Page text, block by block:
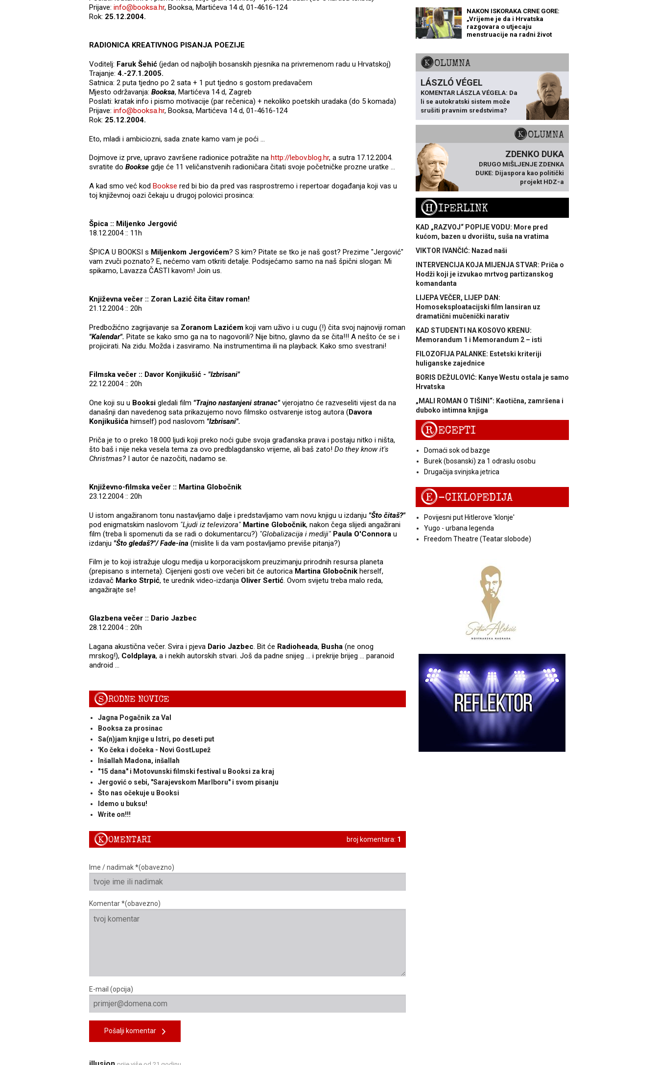
Prijave: info@booksa.hr, Booksa, Martićeva 14 d, 01-4616-124
Rok: 25.12.2004.
RADIONICA KREATIVNOG PISANJA POEZIJE
Voditelj: Faruk Šehić (jedan od najboljih bosanskih pjesnika na privremenom radu u Hrvatskoj)
Trajanje: 4.-27.1.2005.
Satnica: 2 puta tjedno po 2 sata + 1 put tjedno s gostom predavačem
Mjesto održavanja: Booksa, Martićeva 14 d, Zagreb
Poslati: kratak info i pismo motivacije (par rečenica) + nekoliko poetskih uradaka (do 5 komada)
Prijave: info@booksa.hr, Booksa, Martićeva 14 d, 01-4616-124
Rok: 25.12.2004.
Eto, mladi i ambiciozni, sada znate kamo vam je poći ...
Dojmove iz prve, upravo završene radionice potražite na http://lebov.blog.hr, a sutra 17.12.2004.
svratite do Bookse gdje će 11 veličanstvenih radioničara čitati svoje početničke prozne uratke ...
A kad smo već kod Bookse red bi bio da pred vas rasprostremo i repertoar događanja koji vas u
toj književnoj oazi čekaju u drugoj polovici prosinca:
Špica :: Miljenko Jergović
18.12.2004 :: 11h
ŠPICA U BOOKSI s Miljenkom Jergovićem? S kim? Pitate se tko je naš gost? Prezime "Jergović"
vam zvuči poznato? E, nećemo vam otkriti detalje. Podsjećamo samo na naš špični slogan: Mi
spikamo, Lavazza ČASTI kavom! Join us.
Književna večer :: Zoran Lazić čita čitav roman!
21.12.2004 :: 20h
Predbožićno zagrijavanje sa Zoranom Lazićem koji vam uživo i u cugu (!) čita svoj najnoviji roman
"Kalendar". Pitate se kako smo ga na to nagovorili? Nije bitno, glavno da se čita!!! A nešto će se i
projicirati. Na zidu. Možda i zasviramo. Na instrumentima ili na playback. Kako smo svestrani!
Filmska večer :: Davor Konjikušić - "Izbrisani"
22.12.2004 :: 20h
One koji su u Booksi gledali film "Trajno nastanjeni stranac"vjerojatno će razveseliti vijest da na
današnji dan navedenog sata prikazujemo novo filmsko ostvarenje istog autora (Davora
Konjikušića himself) pod naslovom "Izbrisani".
Priča je to o preko 18.000 ljudi koji preko noći gube svoja građanska prava i postaju nitko i ništa,
što baš i nije neka vesela tema za ovo predblagdansko vrijeme, ali baš zato! Do they know it's
Christmas? I autor će nazočiti, nadamo se.
Književno-filmska večer :: Martina Globočnik
23.12.2004 :: 20h
U istom angažiranom tonu nastavljamo dalje i predstavljamo vam novu knjigu u izdanju "Što čitaš?"
pod enigmatskim naslovom "Ljudi iz televizora" Martine Globočnik, nakon čega slijedi angažirani
film (treba li spomenuti da se radi o dokumentarcu?) "Globalizacija i mediji" Paula O'Connora u
izdanju "Što gledaš?"/ Fade-ina (mislite li da vam postavljamo previše pitanja?)
Film je to koji istražuje ulogu medija u korporacijskom preuzimanju prirodnih resursa planeta
(prepisano s interneta). Cijenjeni gosti ove večeri bit će autorica Martina Globočnik herself,
izdavač Marko Strpić, te urednik video-izdanja Oliver Sertić. Ovom svijetu treba malo reda,
angažirajte se!
Glazbena večer :: Dario Jazbec
28.12.2004 :: 20h
Lagana akustična večer. Svira i pjeva Dario Jazbec. Bit će Radioheada, Busha (ne onog
mrskog!), Coldplaya, a i nekih autorskih stvari. Još da padne snijeg … i prekrije brijeg ... paranoid
android ...
SRODNE NOVICE
Jagna Pogačnik za Val
Booksa za prosinac
Sa(n)jam knjige u Istri, po deseti put
'Ko čeka i dočeka - Novi GostLupež
Inšallah Madona, inšallah
"15 dana" i Motovunski filmski festival u Booksi za kraj
Jergović o sebi, "Sarajevskom Marlboru" i svom pisanju
Što nas očekuje u Booksi
Idemo u buksu!
Write on!!!
broj komentara: 1
KOMENTARI
Ime / nadimak *(obavezno)
Komentar *(obavezno)
E-mail (opcija)
Pošalji komentar
NAKON ISKORAKA CRNE GORE:
„Vrijeme je da i Hrvatska
razgovara o utjecaju
menstruacije na radni život
KOLUMNA
LÁSZLÓ VÉGEL
KOMENTAR LÁSZLA VÉGELA: Da
li se autokratski sistem može
srušiti pravnim sredstvima?
KOLUMNA
ZDENKO DUKA
DRUGO MIŠLJENJE ZDENKA
DUKE: Dijaspora kao politički
projekt HDZ-a
HIPERLINK
KAD „RAZVOJ“ POPIJE VODU: More pred
kućom, bazen u dvorištu, suša na vratima
VIKTOR IVANČIĆ: Nazad naši
INTERVENCIJA KOJA MIJENJA STVAR: Priča o
Hodži koji je izvukao mrtvog partizanskog
komandanta
LIJEPA VEČER, LIJEP DAN:
Homoseksploatacijski film lansiran uz
dramatični mučenički narativ
KAD STUDENTI NA KOSOVO KRENU:
Memorandum 1 i Memorandum 2 – isti
FILOZOFIJA PALANKE: Estetski kriteriji
huliganske zajednice
BORIS DEŽULOVIĆ: Kanye Westu ostala je samo
Hrvatska
„MALI ROMAN O TIŠINI“: Kaotična, zamršena i
duboko intimna knjiga
RECEPTI
Domaći sok od bazge
Burek (bosanski) za 1 odraslu osobu
Drugačija svinjska jetrica
E-CIKLOPEDIJA
Povijesni put Hitlerove 'klonje'
Yugo - urbana legenda
Freedom Theatre (Teatar slobode)